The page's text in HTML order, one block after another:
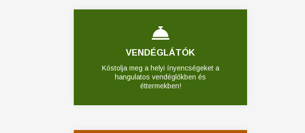
VENDÉGLÁTÓK
Kóstolja meg a helyi ínyencségeket a
hangulatos vendéglőkben és
éttermekben!